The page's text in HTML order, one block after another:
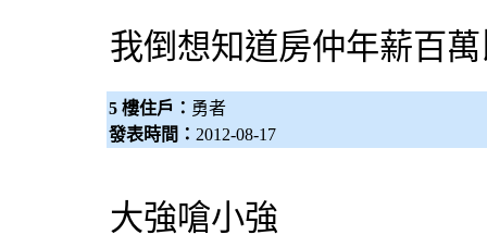
我倒想知道房仲年薪百
5 樓住戶： 勇者
發表時間： 2012-08-17
大強嗆小強